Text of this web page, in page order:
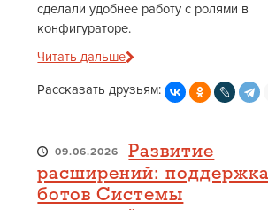
сделали удобнее работу с ролями в
конфигураторе.
Читать дальше
Рассказать друзьям:
09.06.2026
Развитие
расширений: поддержка
ботов Системы